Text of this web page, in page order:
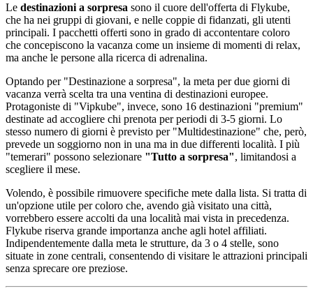
Le destinazioni a sorpresa sono il cuore dell'offerta di Flykube,
che ha nei gruppi di giovani, e nelle coppie di fidanzati, gli utenti
principali. I pacchetti offerti sono in grado di accontentare coloro
che concepiscono la vacanza come un insieme di momenti di relax,
ma anche le persone alla ricerca di adrenalina.
Optando per "Destinazione a sorpresa", la meta per due giorni di
vacanza verrà scelta tra una ventina di destinazioni europee.
Protagoniste di "Vipkube", invece, sono 16 destinazioni "premium"
destinate ad accogliere chi prenota per periodi di 3-5 giorni. Lo
stesso numero di giorni è previsto per "Multidestinazione" che, però,
prevede un soggiorno non in una ma in due differenti località. I più
"temerari" possono selezionare "Tutto a sorpresa", limitandosi a
scegliere il mese.
Volendo, è possibile rimuovere specifiche mete dalla lista. Si tratta di
un'opzione utile per coloro che, avendo già visitato una città,
vorrebbero essere accolti da una località mai vista in precedenza.
Flykube riserva grande importanza anche agli hotel affiliati.
Indipendentemente dalla meta le strutture, da 3 o 4 stelle, sono
situate in zone centrali, consentendo di visitare le attrazioni principali
senza sprecare ore preziose.